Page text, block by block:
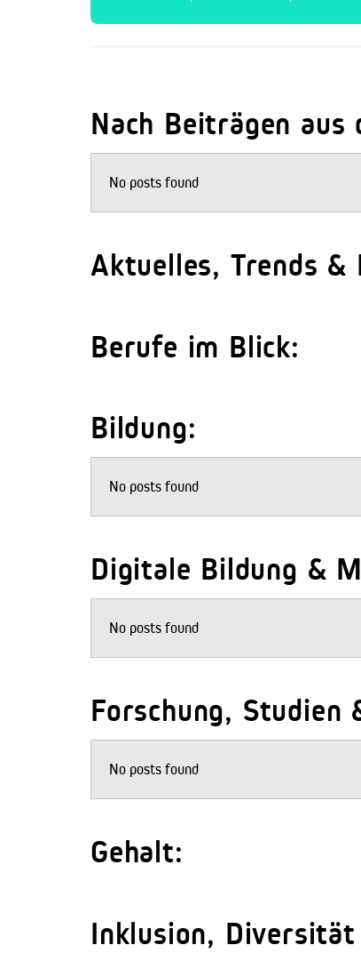
Nach Beiträgen aus
No posts found
Aktuelles, Trends
Berufe im Blick:
Bildung:
No posts found
Digitale Bildung &
No posts found
Forschung, Studien
No posts found
Gehalt:
Inklusion,